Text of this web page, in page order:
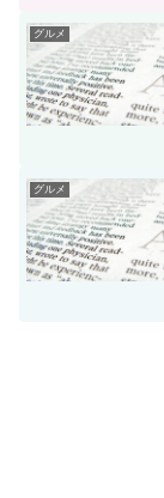
グルメ
グルメ